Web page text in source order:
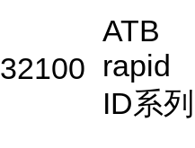
32100
ATB
rapid
ID系列